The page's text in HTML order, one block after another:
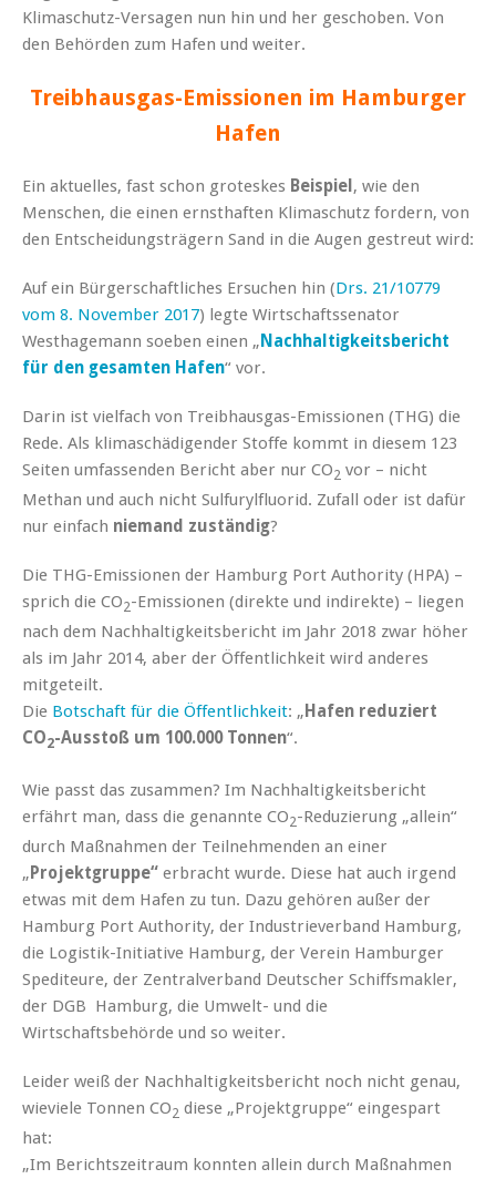
Klimaschutz-Versagen nun hin und her geschoben. Von
den Behörden zum Hafen und weiter.
Treibhausgas-Emissionen im Hamburger
Hafen
Ein aktuelles, fast schon groteskes Beispiel , wie den
Menschen, die einen ernsthaften Klimaschutz fordern, von
den Entscheidungsträgern Sand in die Augen gestreut wird:
Auf ein Bürgerschaftliches Ersuchen hin (Drs. 21/10779
vom 8. November 2017) legte Wirtschaftssenator
Westhagemann soeben einen „ Nachhaltigkeitsbericht
für den gesamten Hafen“ vor.
Darin ist vielfach von Treibhausgas-Emissionen (THG) die
Rede. Als klimaschädigender Stoffe kommt in diesem 123
Seiten umfassenden Bericht aber nur CO2 vor – nicht
Methan und auch nicht Sulfurylfluorid. Zufall oder ist dafür
nur einfach niemand zuständig?
Die THG-Emissionen der Hamburg Port Authority (HPA) –
sprich die CO2-Emissionen (direkte und indirekte) – liegen
nach dem Nachhaltigkeitsbericht im Jahr 2018 zwar höher
als im Jahr 2014, aber der Öffentlichkeit wird anderes
mitgeteilt.
Die Botschaft für die Öffentlichkeit: „ Hafen reduziert
CO2-Ausstoß um 100.000 Tonnen“.
Wie passt das zusammen? Im Nachhaltigkeitsbericht
erfährt man, dass die genannte CO2-Reduzierung „allein“
durch Maßnahmen der Teilnehmenden an einer
„ Projektgruppe“ erbracht wurde. Diese hat auch irgend
etwas mit dem Hafen zu tun. Dazu gehören außer der
Hamburg Port Authority, der Industrieverband Hamburg,
die Logistik-Initiative Hamburg, der Verein Hamburger
Spediteure, der Zentralverband Deutscher Schiffsmakler,
der DGB Hamburg, die Umwelt- und die
Wirtschaftsbehörde und so weiter.
Leider weiß der Nachhaltigkeitsbericht noch nicht genau,
wieviele Tonnen CO2 diese „Projektgruppe“ eingespart
hat:
„Im Berichtszeitraum konnten allein durch Maßnahmen